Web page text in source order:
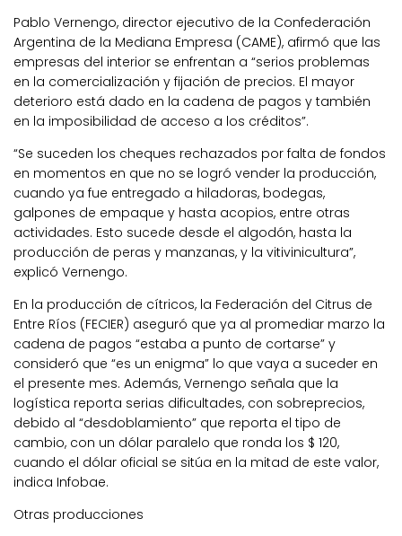
Pablo Vernengo, director ejecutivo de la Confederación
Argentina de la Mediana Empresa (CAME), afirmó que las
empresas del interior se enfrentan a “serios problemas
en la comercialización y fijación de precios. El mayor
deterioro está dado en la cadena de pagos y también
en la imposibilidad de acceso a los créditos”.
“Se suceden los cheques rechazados por falta de fondos
en momentos en que no se logró vender la producción,
cuando ya fue entregado a hiladoras, bodegas,
galpones de empaque y hasta acopios, entre otras
actividades. Esto sucede desde el algodón, hasta la
producción de peras y manzanas, y la vitivinicultura”,
explicó Vernengo.
En la producción de cítricos, la Federación del Citrus de
Entre Ríos (FECIER) aseguró que ya al promediar marzo la
cadena de pagos “estaba a punto de cortarse” y
consideró que “es un enigma” lo que vaya a suceder en
el presente mes. Además, Vernengo señala que la
logística reporta serias dificultades, con sobreprecios,
debido al “desdoblamiento” que reporta el tipo de
cambio, con un dólar paralelo que ronda los $ 120,
cuando el dólar oficial se sitúa en la mitad de este valor,
indica Infobae.
Otras producciones